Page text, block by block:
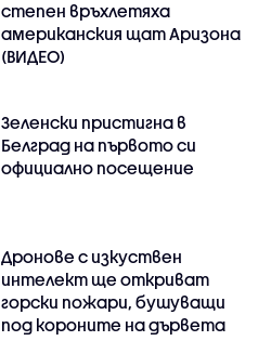
степен връхлетяха
американския щат Аризона
(ВИДЕО)
Зеленски пристигна в
Белград на първото си
официално посещение
Дронове с изкуствен
интелект ще откриват
горски пожари, бушуващи
под короните на дървета